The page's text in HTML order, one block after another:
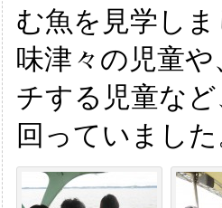
む魚を見学し
味津々の児童
チする児童な
回っていまし